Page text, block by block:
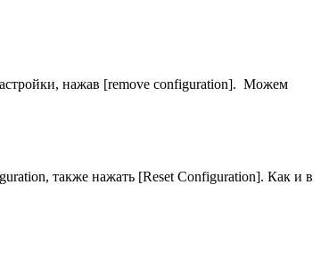
нажав [remove configuration]. Можем
также нажать [Reset Configuration]. Как и в